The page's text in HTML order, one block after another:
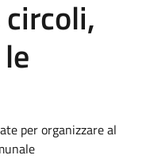
per organizzare al